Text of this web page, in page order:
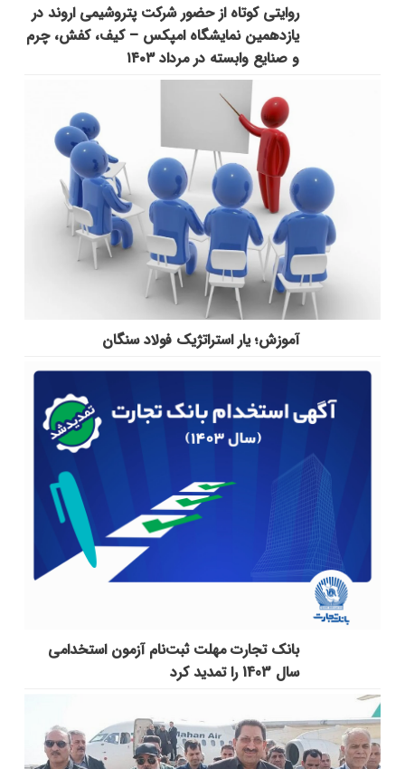
روایتی کوتاه از حضور شرکت پتروشیمی اروند در
یازدهمین نمایشگاه امپکس‌ – کیف، کفش، چرم
و صنایع وابسته در مرداد ۱۴۰۳
آموزش؛ یار استراتژیک فولاد سنگان
بانک تجارت مهلت ثبت‌نام آزمون استخدامی
سال 1403 را تمدید کرد